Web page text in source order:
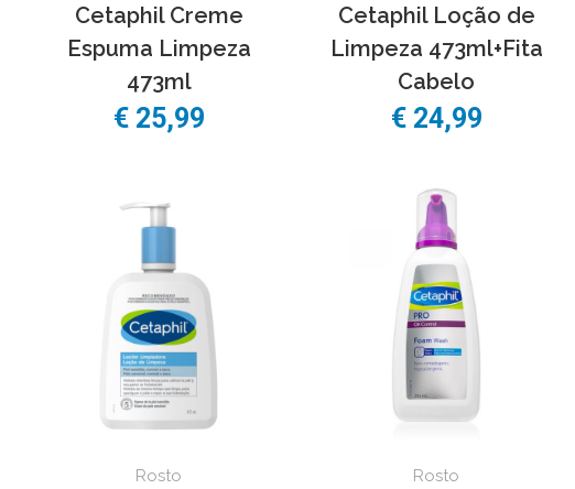
Cetaphil Creme
Espuma Limpeza
473ml
€ 25,99
Cetaphil Loção de
Limpeza 473ml+Fita
Cabelo
€ 24,99
Rosto Rosto